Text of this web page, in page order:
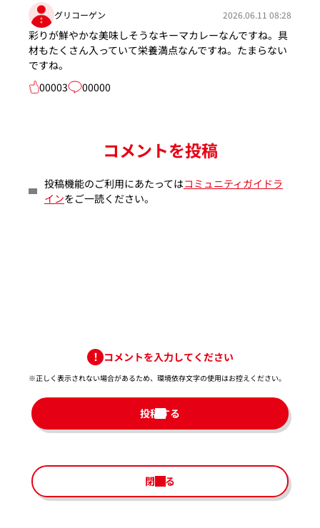
グリコーゲン 2026.06.11 08:28
彩りが鮮やかな美味しそうなキーマカレーなんですね。具
材もたくさん入っていて栄養満点なんですね。たまらない
ですね。
00003
00000
コメントを投稿
投稿機能のご利用にあたってはコミュニティガイドラ
インをご一読ください。
コメントを入力してください
※正しく表示されない場合があるため、環境依存文字の使用はお控えください。​
投稿する
閉じる